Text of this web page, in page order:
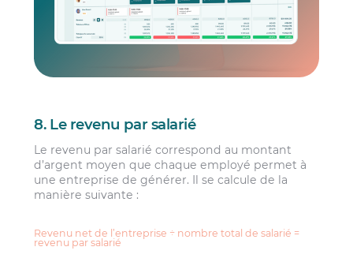
8. Le revenu par salarié
Le revenu par salarié correspond au montant
d’argent moyen que chaque employé permet à
une entreprise de générer. Il se calcule de la
manière suivante :
Revenu net de l’entreprise ÷ nombre total de salarié =
revenu par salarié